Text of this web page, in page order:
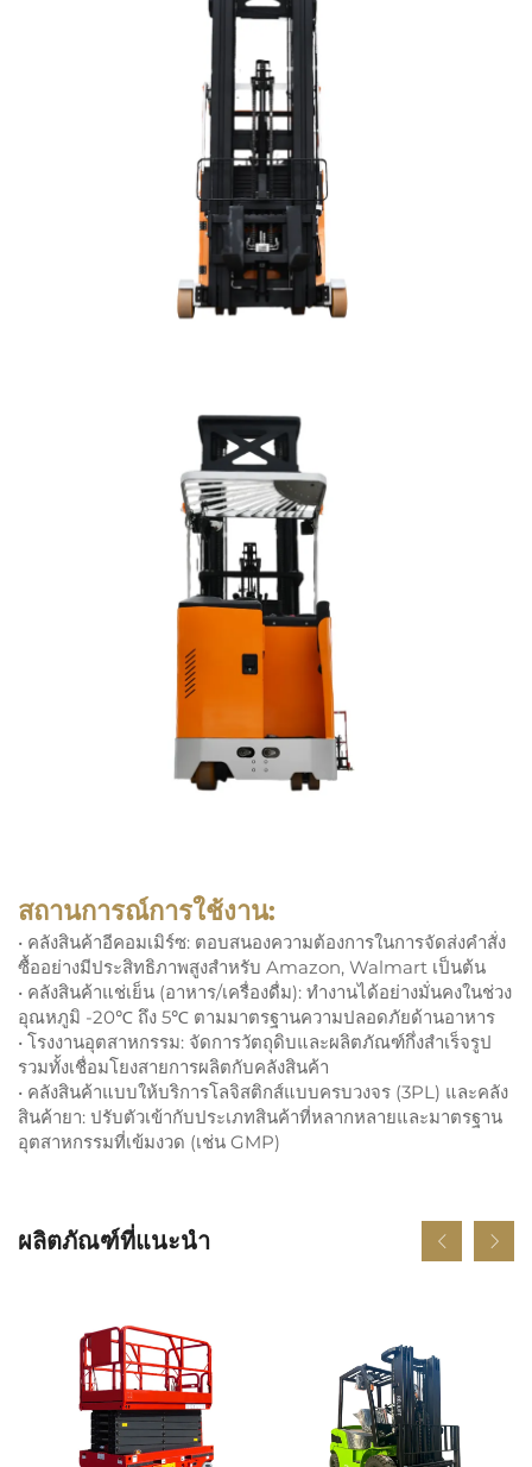
สถานการณ์การใช้งาน:
• คลังสินค้าอีคอมเมิร์ซ: ตอบสนองความต้องการในการจัดส่งคำสั่ง
ซื้ออย่างมีประสิทธิภาพสูงสำหรับ Amazon, Walmart เป็นต้น
• คลังสินค้าแช่เย็น (อาหาร/เครื่องดื่ม): ทำงานได้อย่างมั่นคงในช่วง
อุณหภูมิ -20℃ ถึง 5℃ ตามมาตรฐานความปลอดภัยด้านอาหาร
• โรงงานอุตสาหกรรม: จัดการวัตถุดิบและผลิตภัณฑ์กึ่งสำเร็จรูป
รวมทั้งเชื่อมโยงสายการผลิตกับคลังสินค้า
• คลังสินค้าแบบให้บริการโลจิสติกส์แบบครบวงจร (3PL) และคลัง
สินค้ายา: ปรับตัวเข้ากับประเภทสินค้าที่หลากหลายและมาตรฐาน
อุตสาหกรรมที่เข้มงวด (เช่น GMP)
ผลิตภัณฑ์ที่แนะนำ